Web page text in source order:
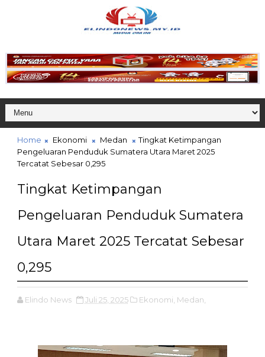
Home Ekonomi Medan
Tingkat Ketimpangan
Pengeluaran Penduduk Sumatera Utara Maret 2025
Tercatat Sebesar 0,295
Tingkat Ketimpangan
Pengeluaran Penduduk Sumatera
Utara Maret 2025 Tercatat Sebesar
0,295
Elindo News Juli 25, 2025 Ekonomi, Medan,